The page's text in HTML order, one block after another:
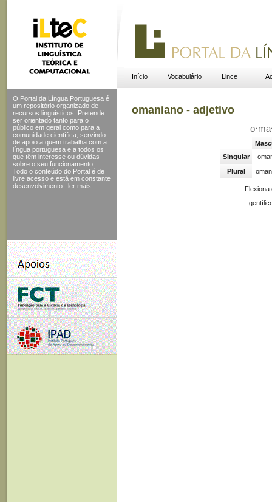
Início Vocabulário Lince
O Portal da Língua Portuguesa é
um repositório organizado de
recursos linguísticos. Pretende
ser orientado tanto para o
público em geral como para a
comunidade científica, servindo
de apoio a quem trabalha com a
língua portuguesa e a todos os
que têm interesse ou dúvidas
sobre o seu funcionamento.
Todo o conteúdo do Portal é de
livre acesso e está em constante
desenvolvimento.
ler mais
omaniano - adjetivo
o·ma
Singular
Plural